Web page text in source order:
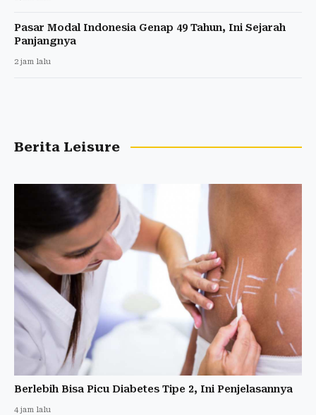
Pasar Modal Indonesia Genap 49 Tahun, Ini Sejarah
Panjangnya
2 jam lalu
Berita Leisure
Berlebih Bisa Picu Diabetes Tipe 2, Ini Penjelasannya
4 jam lalu